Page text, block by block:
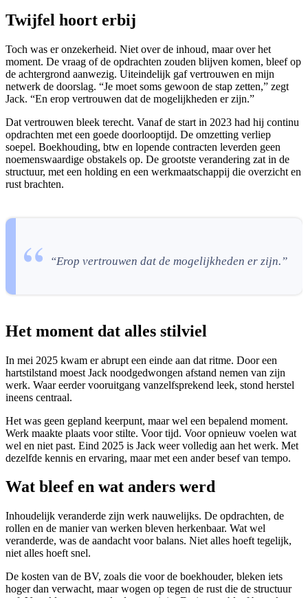
Twijfel hoort erbij
Toch was er onzekerheid. Niet over de inhoud, maar over het
moment. De vraag of de opdrachten zouden blijven komen, bleef op
de achtergrond aanwezig. Uiteindelijk gaf vertrouwen en mijn
netwerk de doorslag. “Je moet soms gewoon de stap zetten,” zegt
Jack. “En erop vertrouwen dat de mogelijkheden er zijn.”
Dat vertrouwen bleek terecht. Vanaf de start in 2023 had hij continu
opdrachten met een goede doorlooptijd. De omzetting verliep
soepel. Boekhouding, btw en lopende contracten leverden geen
noemenswaardige obstakels op. De grootste verandering zat in de
structuur, met een holding en een werkmaatschappij die overzicht en
rust brachten.
“Erop vertrouwen dat de mogelijkheden er zijn.”
Het moment dat alles stilviel
In mei 2025 kwam er abrupt een einde aan dat ritme. Door een
hartstilstand moest Jack noodgedwongen afstand nemen van zijn
werk. Waar eerder vooruitgang vanzelfsprekend leek, stond herstel
ineens centraal.
Het was geen gepland keerpunt, maar wel een bepalend moment.
Werk maakte plaats voor stilte. Voor tijd. Voor opnieuw voelen wat
wel en niet past. Eind 2025 is Jack weer volledig aan het werk. Met
dezelfde kennis en ervaring, maar met een ander besef van tempo.
Wat bleef en wat anders werd
Inhoudelijk veranderde zijn werk nauwelijks. De opdrachten, de
rollen en de manier van werken bleven herkenbaar. Wat wel
veranderde, was de aandacht voor balans. Niet alles hoeft tegelijk,
niet alles hoeft snel.
De kosten van de BV, zoals die voor de boekhouder, bleken iets
hoger dan verwacht, maar wogen op tegen de rust die de structuur